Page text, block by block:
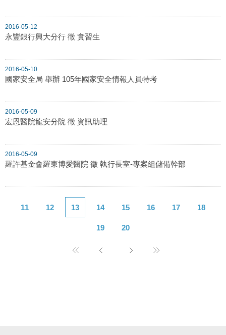
2016-05-12
永豐銀行興大分行 徵 實習生
2016-05-10
國家安全局 舉辦 105年國家安全情報人員特考
2016-05-09
宏恩醫院龍安分院 徵 資訊助理
2016-05-09
羅許基金會羅東博愛醫院 徵 執行長室-專案組儲備幹部
11 12 13 14 15 16 17 18
19 20